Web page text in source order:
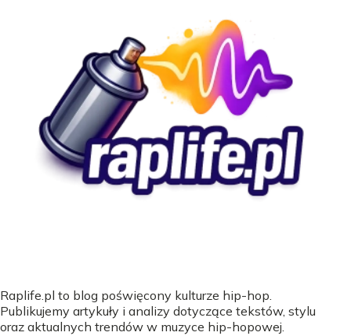
Raplife.pl to blog poświęcony kulturze hip-hop.
Publikujemy artykuły i analizy dotyczące tekstów, stylu
oraz aktualnych trendów w muzyce hip-hopowej.